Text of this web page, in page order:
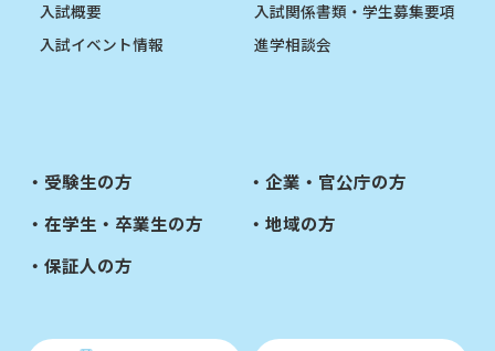
入試概要
入試イベント情報
入試関係書類・学生募集要項
進学相談会
受験生の方
在学生・卒業生の方
保証人の方
企業・官公庁の方
地域の方